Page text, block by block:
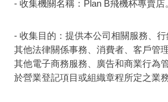
- 收集機關名稱： Plan B飛機杯專賣店
- 收集目的：提供本公司相關服務、
其他法律關係事務、消費者、客戶管
其他電子商務服務、廣告和商業行為
於營業登記項目或組織章程所定之業務